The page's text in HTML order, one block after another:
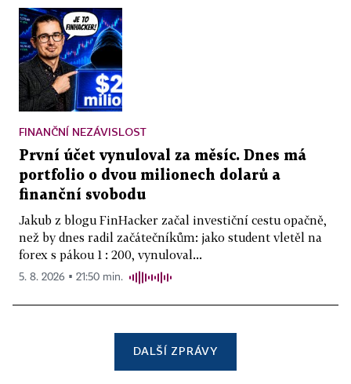
FINANČNÍ NEZÁVISLOST
První účet vynuloval za měsíc. Dnes má
portfolio o dvou milionech dolarů a
finanční svobodu
Jakub z blogu FinHacker začal investiční cestu opačně,
než by dnes radil začátečníkům: jako student vletěl na
forex s pákou 1 : 200, vynuloval...
5. 8. 2026 ▪ 21:50 min.
DALŠÍ ZPRÁVY